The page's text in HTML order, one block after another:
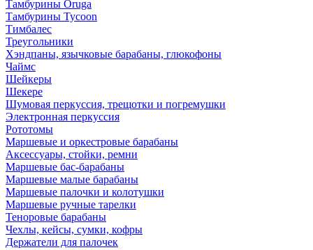
Тамбурины Oruga
Тамбурины Tycoon
Тимбалес
Треугольники
Хэндпаны, язычковые барабаны, глюкофоны
Чаймс
Шейкеры
Шекере
Шумовая перкуссия, трещотки и погремушки
Электронная перкуссия
Рототомы
Маршевые и оркестровые барабаны
Аксессуары, стойки, ремни
Маршевые бас-барабаны
Маршевые малые барабаны
Маршевые палочки и колотушки
Маршевые ручные тарелки
Теноровые барабаны
Чехлы, кейсы, сумки, кофры
Держатели для палочек